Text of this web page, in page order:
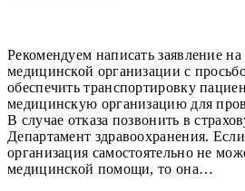
Рекомендуем написать заявление на
медицинской организации с
обеспечить транспортировку
медицинскую организацию для
В случае отказа позвонить в
Департамент здравоохранения.
организация самостоятельно не
медицинской помощи, то она…